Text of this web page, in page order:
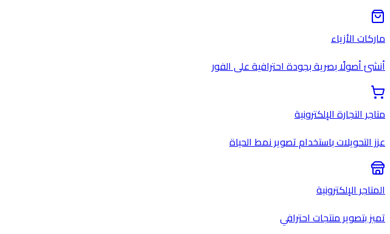
ماركات الأزياء
أنشئ أصولًا بصرية بجودة احترافية على الفور
متاجر التجارة الإلكترونية
عزز التحويلات باستخدام تصوير نمط الحياة
المتاجر الإلكترونية
تميز بتصوير منتجات احترافي